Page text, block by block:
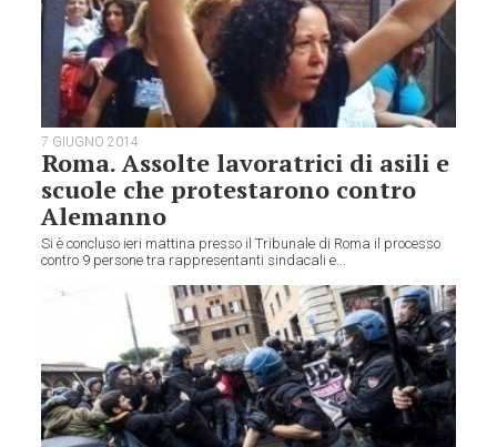
7 GIUGNO 2014
Roma. Assolte lavoratrici di asili e
scuole che protestarono contro
Alemanno
Si è concluso ieri mattina presso il Tribunale di Roma il processo
contro 9 persone tra rappresentanti sindacali e...